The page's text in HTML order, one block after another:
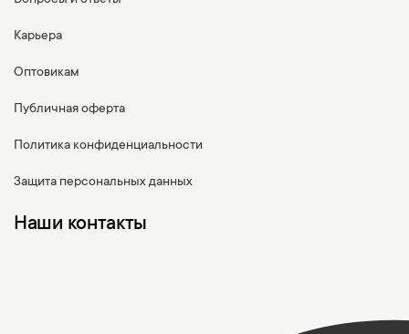
Карьера
Оптовикам
Публичная оферта
Политика конфиденциальности
Защита персональных данных
Наши контакты